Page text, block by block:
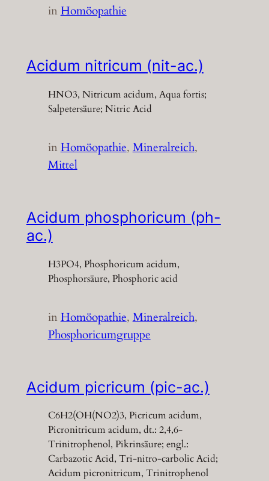
inHomöopathie
Acidum nitricum (nit-ac.)
HNO3, Nitricum acidum, Aqua fortis;
Salpetersäure; Nitric Acid
inHomöopathie, Mineralreich
Mittel
Acidum phosphoricum (ph-
ac.)
H3PO4, Phosphoricum acidum,
Phosphorsäure, Phosphoric acid
inHomöopathie, Mineralreich
Phosphoricumgruppe
Acidum picricum (pic-ac.)
C6H2(OH(NO2)3, Picricum acidum,
Picronitricum acidum, dt.: 2,4,6-
Trinitrophenol, Pikrinsäure; engl.:
Carbazotic Acid, Tri-nitro-carbolic Acid;
Acidum picronitricum, Trinitrophenol